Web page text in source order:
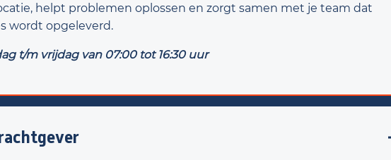
helpt problemen oplossen en zorgt samen met je team dat
wordt opgeleverd.
t/m vrijdag van 07:00 tot 16:30 uur